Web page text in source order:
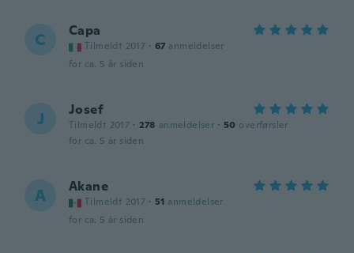
C Capa
Tilmeldt 2017 · 67 anmeldelser
for ca. 5 år siden
J Josef
Tilmeldt 2017 · 278 anmeldelser · 50 overførsler
for ca. 5 år siden
A Akane
Tilmeldt 2017 · 51 anmeldelser
for ca. 5 år siden